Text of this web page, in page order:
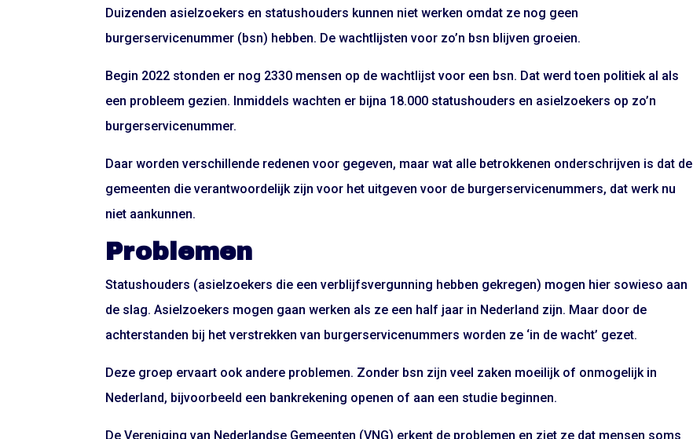
Duizenden asielzoekers en statushouders kunnen niet werken omdat ze nog geen
burgerservicenummer (bsn) hebben. De wachtlijsten voor zo’n bsn blijven groeien.
Begin 2022 stonden er nog 2330 mensen op de wachtlijst voor een bsn. Dat werd toen politiek al als
een probleem gezien. Inmiddels wachten er bijna 18.000 statushouders en asielzoekers op zo’n
burgerservicenummer.
Daar worden verschillende redenen voor gegeven, maar wat alle betrokkenen onderschrijven is dat de
gemeenten die verantwoordelijk zijn voor het uitgeven voor de burgerservicenummers, dat werk nu
niet aankunnen.
Problemen
Statushouders (asielzoekers die een verblijfsvergunning hebben gekregen) mogen hier sowieso aan
de slag. Asielzoekers mogen gaan werken als ze een half jaar in Nederland zijn. Maar door de
achterstanden bij het verstrekken van burgerservicenummers worden ze ‘in de wacht’ gezet.
Deze groep ervaart ook andere problemen. Zonder bsn zijn veel zaken moeilijk of onmogelijk in
Nederland, bijvoorbeeld een bankrekening openen of aan een studie beginnen.
De Vereniging van Nederlandse Gemeenten (VNG) erkent de problemen en ziet ze dat mensen soms